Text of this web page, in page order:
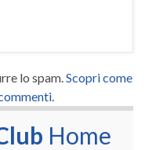
lo spam. Scopri come
Home